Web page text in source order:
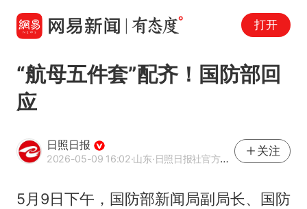
打开
“航母五件套”配齐！国防部回
应
日照日报
2026-05-09 16:02·山东·日照日报社官方账号
关注
5月9日下午，国防部新闻局副局长、国防